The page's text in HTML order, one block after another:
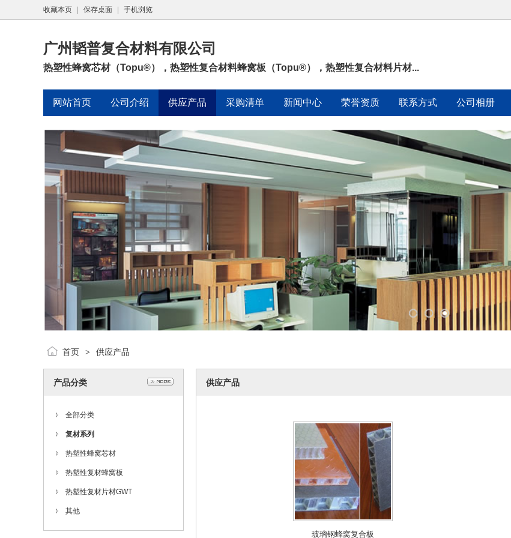
收藏本页 保存桌面 手机浏览
广州韬普复合材料有限公司
热塑性蜂窝芯材（Topu®），热塑性复合材料蜂窝板（Topu®），热塑性复合材料片材...
网站首页 公司介绍 供应产品 采购清单 新闻中心 荣誉资质 联系方式 公司相册
首页 > 供应产品
产品分类
全部分类
复材系列
热塑性蜂窝芯材
热塑性复材蜂窝板
热塑性复材片材GWT
其他
供应产品
玻璃钢蜂窝复合板